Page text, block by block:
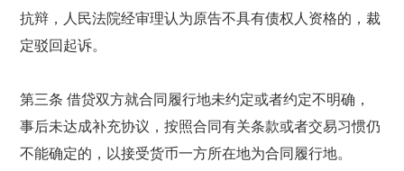
抗辩，人民法院经审理认为原告不具有债权人资格的，裁
定驳回起诉。
第三条 借贷双方就合同履行地未约定或者约定不明确，
事后未达成补充协议，按照合同有关条款或者交易习惯仍
不能确定的，以接受货币一方所在地为合同履行地。